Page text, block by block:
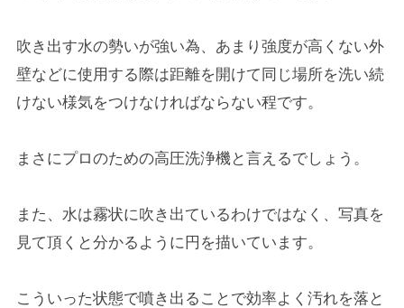
吹き出す水の勢いが強い為、あまり強度が高くない外
壁などに使用する際は距離を開けて同じ場所を洗い続
けない様気をつけなければならない程です。
まさにプロのための高圧洗浄機と言えるでしょう。
また、水は霧状に吹き出ているわけではなく、写真を
見て頂くと分かるように円を描いています。
こういった状態で噴き出ることで効率よく汚れを落と